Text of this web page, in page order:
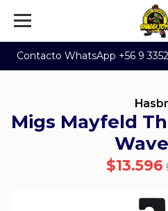
Contacto WhatsApp +56 9
Migs Mayfeld
$13.596